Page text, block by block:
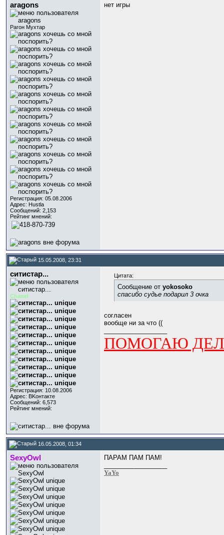
aragons
Рагон Мухтар
Регистрация: 05.08.2006
Адрес: Hustla
Сообщений: 2,153
Рейтинг мнений:
нет игры
15.05.2008, 23:31
ситистар...
Chanel
Регистрация: 10.08.2006
Адрес: BKонтактe
Сообщений: 6,573
Рейтинг мнений:
Цитата:
Сообщение от yokosoko
спасибо судье подарил 3 очка
согласен
вообще ни за что ((
ПОМОГАЮ
16.05.2008, 01:34
SexyOwl
ПАРАМ ПАМ ПАМ!
YaYo